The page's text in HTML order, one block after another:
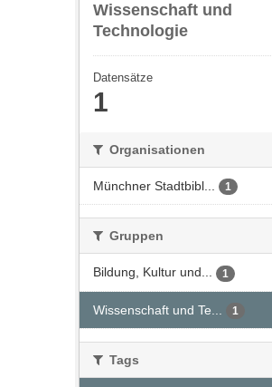
Wissenschaft und
Technologie
Datensätze
1
Organisationen
Münchner Stadtbibl... 1
Gruppen
Bildung, Kultur und... 1
Wissenschaft und Te... 1
Tags